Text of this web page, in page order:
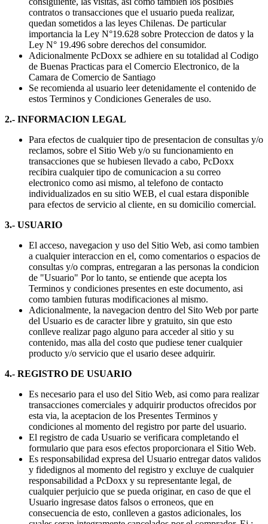
contratos o transacciones que el usuario pueda realizar,
quedan sometidos a las leyes Chilenas. De particular
importancia la Ley N°19.628 sobre Proteccion de datos y la
Ley N° 19.496 sobre derechos del consumidor.
Adicionalmente PcDoxx se adhiere en su totalidad al Codigo
de Buenas Practicas para el Comercio Electronico, de la
Camara de Comercio de Santiago
Se recomienda al usuario leer detenidamente el contenido de
estos Terminos y Condiciones Generales de uso.
2.- INFORMACION LEGAL
Para efectos de cualquier tipo de presentacion de consultas y/o
reclamos, sobre el Sitio Web y/o su funcionamiento en
transacciones que se hubiesen llevado a cabo, PcDoxx
recibira cualquier tipo de comunicacion a su correo
electronico como asi mismo, al telefono de contacto
individualizados en su sitio WEB, el cual estara disponible
para efectos de servicio al cliente, en su domicilio comercial.
3.- USUARIO
El acceso, navegacion y uso del Sitio Web, asi como tambien
a cualquier interaccion en el, como comentarios o espacios de
consultas y/o compras, entregaran a las personas la condicion
de "Usuario" Por lo tanto, se entiende que acepta los
Terminos y condiciones presentes en este documento, asi
como tambien futuras modificaciones al mismo.
Adicionalmente, la navegacion dentro del Sito Web por parte
del Usuario es de caracter libre y gratuito, sin que esto
conlleve realizar pago alguno para acceder al sitio y su
contenido, mas alla del costo que pudiese tener cualquier
producto y/o servicio que el usario desee adquirir.
4.- REGISTRO DE USUARIO
Es necesario para el uso del Sitio Web, asi como para realizar
transacciones comerciales y adquirir productos ofrecidos por
esta via, la aceptacion de los Presentes Terminos y
condiciones al momento del registro por parte del usuario.
El registro de cada Usuario se verificara completando el
formulario que para esos efectos proporcionara el Sitio Web.
Es responsabilidad expresa del Usuario entregar datos validos
y fidedignos al momento del registro y excluye de cualquier
responsabilidad a PcDoxx y su representante legal, de
cualquier perjuicio que se pueda originar, en caso de que el
Usuario ingresase datos falsos o erroneos, que en
consecuencia de esto, conlleven a gastos adicionales, los